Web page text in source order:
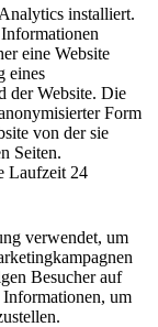
installiert.
eine Website
eines
der Website. Die
Form
von der sie
Seiten.
Laufzeit 24
verwendet, um
Besucher auf
Informationen, um